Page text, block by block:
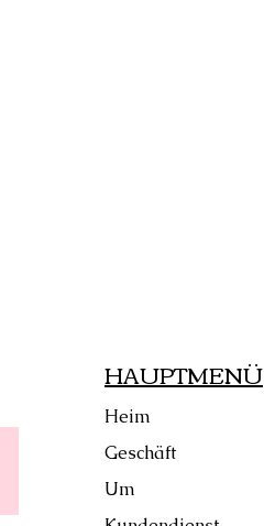
HAUPTMENÜ
Heim
Geschäft
Um